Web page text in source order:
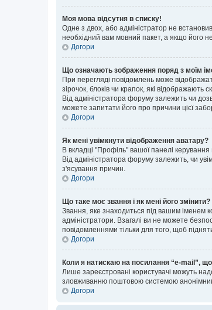
Моя мова відсутня в списку!
Одне з двох, або адміністратор не
необхідний вам мовний пакет, а якщо його
Догори
Що означають зображення поряд з моїм
При перегляді повідомлень може
зірочок, блоків чи крапок, які
Від адміністратора форуму залежить чи
можете запитати його про причини цієї
Догори
Як мені увімкнути відображення аватару?
В вкладці "Профіль" вашої панелі
Від адміністратора форуму залежить, чи
з'ясування причин.
Догори
Що таке моє звання і як мені його змінити?
Звання, яке знаходиться під вашим іменем
адміністратори. Взагалі ви не можете
повідомленнями тільки для того, щоб
Догори
Коли я натискаю на посилання “e-mail”,
Лише зареєстровані користувачі можуть
зловживанню поштовою системою
Догори